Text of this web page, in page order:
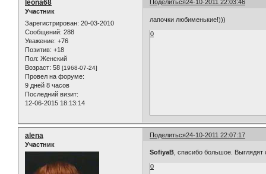
Поделиться24-10-2011 22:03:46
leona68
Участник
Зарегистрирован: 20-03-2010
Сообщений: 288
Уважение: +76
Позитив: +18
Пол: Женский
Возраст: 58 [1968-07-24]
Провел на форуме:
9 дней 8 часов
Последний визит:
12-06-2015 18:13:14
лапочки любименькие!)))
0
Поделиться24-10-2011 22:07:17
alena
Участник
SofiyaB , спасибо большое. Выглядят
0